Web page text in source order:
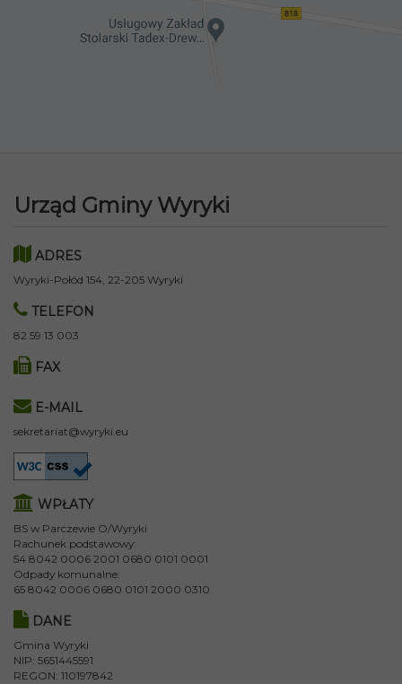
Urząd Gminy Wyryki
ADRES
Wyryki-Połód 154, 22-205 Wyryki
TELEFON
82 59 13 003
FAX
E-MAIL
sekretariat@wyryki.eu
WPŁATY
BS w Parczewie O/Wyryki
Rachunek podstawowy:
54 8042 0006 2001 0680 0101 0001
Odpady komunalne:
65 8042 0006 0680 0101 2000 0310
DANE
Gmina Wyryki
NIP: 5651445591
REGON: 110197842